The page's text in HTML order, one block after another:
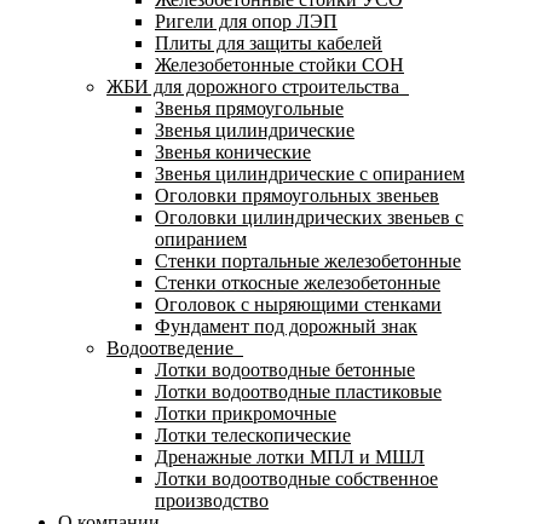
Ригели для опор ЛЭП
Плиты для защиты кабелей
Железобетонные стойки СОН
ЖБИ для дорожного строительства
Звенья прямоугольные
Звенья цилиндрические
Звенья конические
Звенья цилиндрические с опиранием
Оголовки прямоугольных звеньев
Оголовки цилиндрических звеньев с
опиранием
Стенки портальные железобетонные
Стенки откосные железобетонные
Оголовок с ныряющими стенками
Фундамент под дорожный знак
Водоотведение
Лотки водоотводные бетонные
Лотки водоотводные пластиковые
Лотки прикромочные
Лотки телескопические
Дренажные лотки МПЛ и МШЛ
Лотки водоотводные собственное
производство